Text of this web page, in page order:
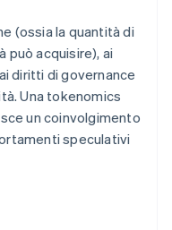
(ossia la quantità di
può acquisire), ai
diritti di governance
Una tokenomics
un coinvolgimento
speculativi